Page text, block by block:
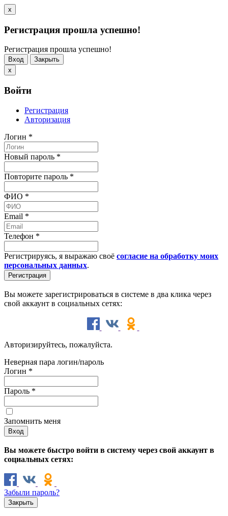
x
Регистрация прошла успешно!
Регистрация прошла успешно!
Вход
Закрыть
x
Войти
Регистрация
Авторизация
Логин *
Новый пароль *
Повторите пароль *
ФИО *
Email *
Телефон *
Регистрируясь, я выражаю своё согласие на обработку моих
персональных данных.
Вы можете зарегистрироваться в системе в два клика через
свой аккаунт в социальных сетях:
Авторизируйтесь, пожалуйста.
Неверная пара логин/пароль
Логин *
Пароль *
Запомнить меня
Вы можете быстро войти в систему через свой аккаунт в
социальных сетях:
Забыли пароль?
Закрыть